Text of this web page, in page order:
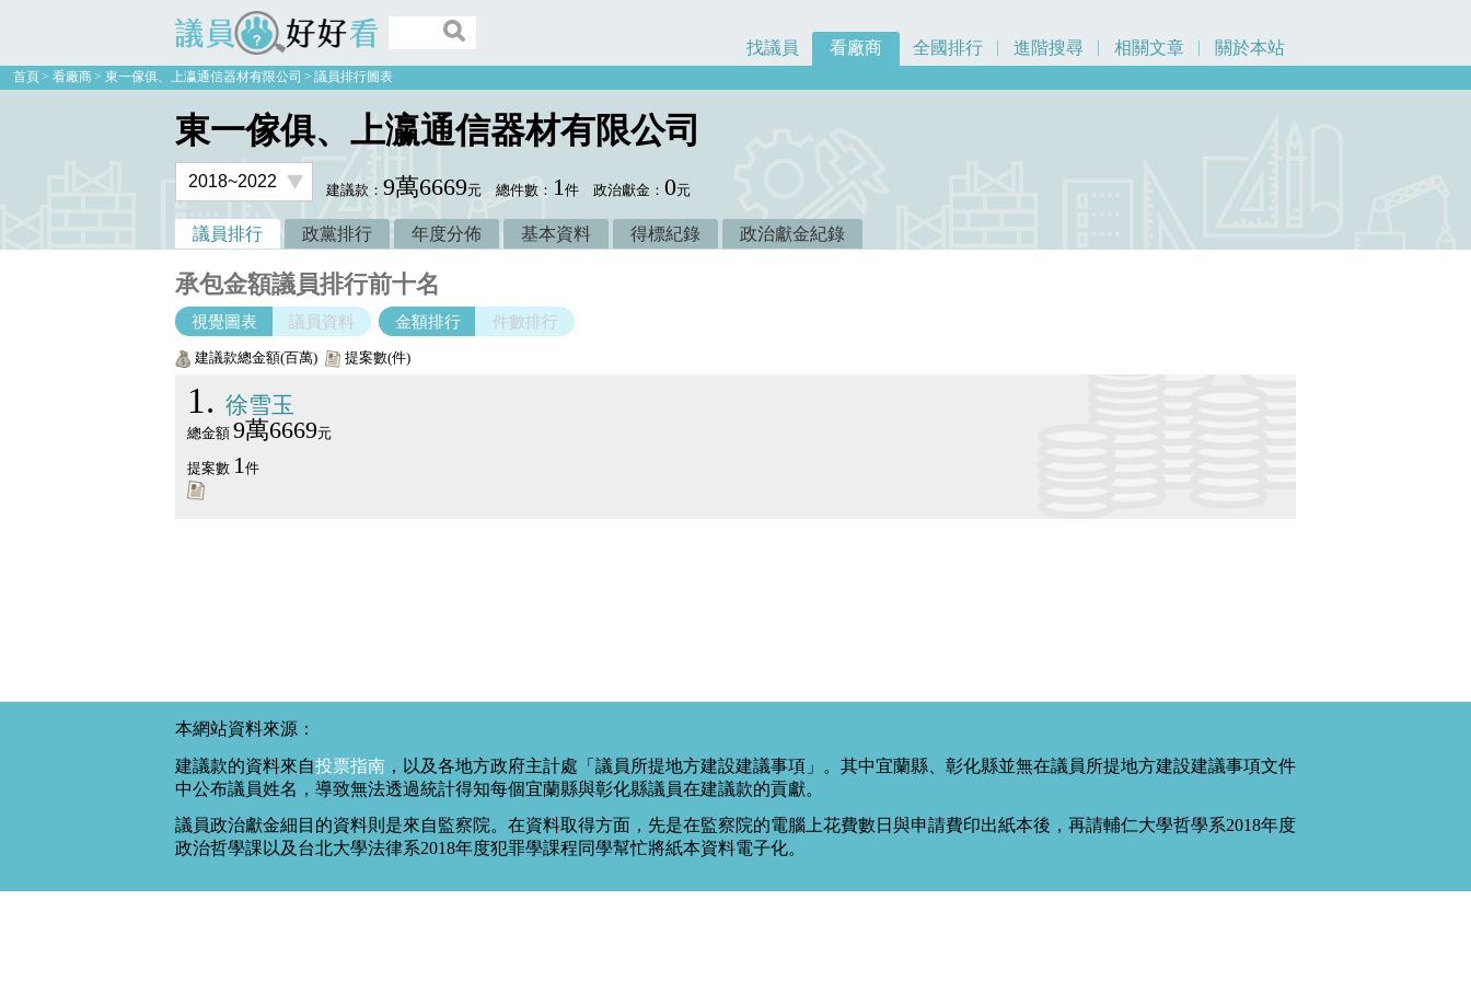
議員好好看
找議員 看廠商 全國排行 進階搜尋 相關文章 關於本站
首頁 看廠商 東一傢俱、上瀛通信器材有限公司 議員排行圖表
東一傢俱、上瀛通信器材有限公司
建議款：9萬6669元 總件數： 1件 政治獻金：0元
議員排行 政黨排行 年度分佈 基本資料 得標紀錄 政治獻金紀錄
承包金額議員排行前十名
視覺圖表 議員資料 金額排行 件數排行
建議款總金額(百萬) 提案數(件)
1 徐雪玉
總金額9萬6669元
提案數 1件
本網站資料來源：
建議款的資料來自投票指南 ，以及各地方政府主計處「議員所提地方建設建議事項」。其中宜蘭縣、彰化縣並無在議員所提地方建設建議事項文件
中公布議員姓名，導致無法透過統計得知每個宜蘭縣與彰化縣議員在建議款的貢獻。
議員政治獻金細目的資料則是來自監察院。在資料取得方面，先是在監察院的電腦上花費數日與申請費印出紙本後，再請輔仁大學哲學系2018年度
政治哲學課以及台北大學法律系2018年度犯罪學課程同學幫忙將紙本資料電子化。